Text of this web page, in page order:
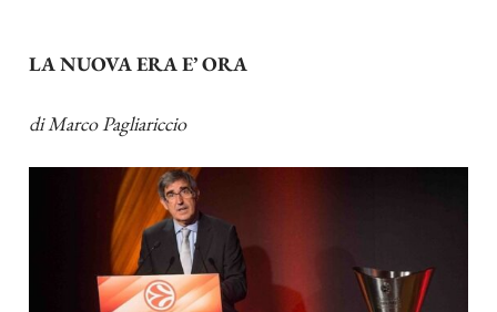
LA NUOVA ERA E’ ORA
diMarco Pagliariccio